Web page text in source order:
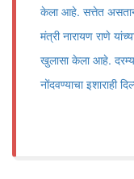
केला आहे. सत्तेत
मंत्री नारायण राणे
खुलासा केला आहे.
नोंदवण्याचा इशाराही